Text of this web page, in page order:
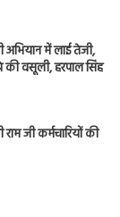
में लाई तेजी,
की वसूली, हरपाल सिंह
जी कर्मचारियों की